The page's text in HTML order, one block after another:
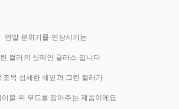
연말 분위기를 연상시키는
컬러의 샴페인 글라스 입니다
조목 섬세한 쉐잎과 그린 컬러가
이블 위 무드를 잡아주는 제품이에요